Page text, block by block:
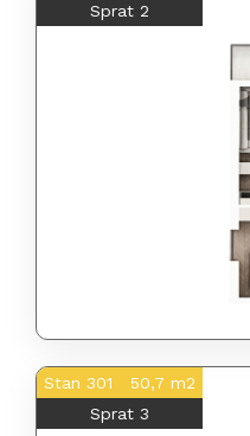
Sprat 2
Stan 301 50,7 m2
Sprat 3